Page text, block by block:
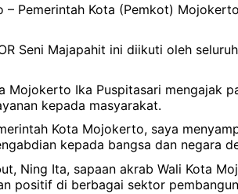
– Pemerintah Kota (Pemkot)
Seni Majapahit ini diikuti oleh
Mojokerto Ika Puspitasari
kepada masyarakat.
Kota Mojokerto, saya
kepada bangsa dan negara
Ning Ita, sapaan akrab Wali Kota
positif di berbagai sektor